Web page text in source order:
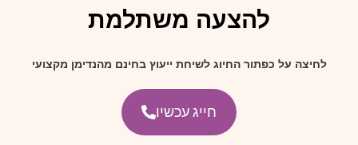
להצעה משתלמת
לחיצה על כפתור החיוג לשיחת ייעוץ בחינם מהנדימן מקצועי
חייג עכשיו